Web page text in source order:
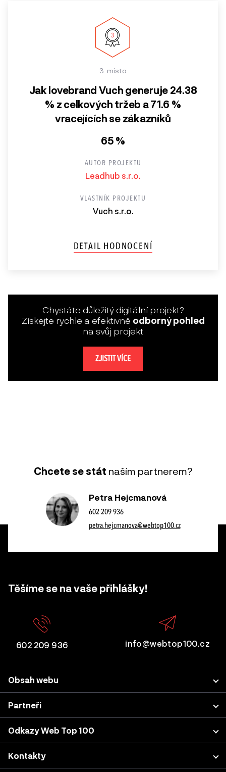
3. místo
Jak lovebrand Vuch generuje 24.38
% z celkových tržeb a 71.6 %
vracejících se zákazníků
65 %
AUTOR PROJEKTU
Leadhub s.r.o.
VLASTNÍK PROJEKTU
Vuch s.r.o.
DETAIL HODNOCENÍ
Chystáte důležitý digitální projekt?
Získejte rychle a efektivně odborný pohled
na svůj projekt
ZJISTIT VÍCE
Chcete se stát naším partnerem?
Petra Hejcmanová
602 209 936
petra.hejcmanova@webtop100.cz
Těšíme se na vaše přihlášky!
602 209 936 info@webtop100.cz
Obsah webu
Porota
Přihlášení projektu
Akce a konference
Kategorie a kritéria
Nastavení cookies
Partneři
LUPA.cz
Podnikatel.cz
Odkazy Web Top 100
Výsledky z minulých let
Katalog agentur
Kontakty